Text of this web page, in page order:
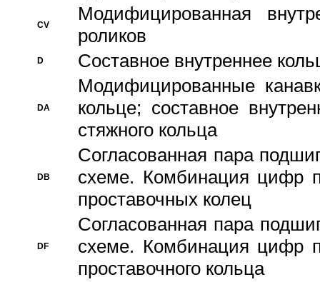
CV
Модифицированная
роликов
D Составное внутреннее
DA
Модифицированные
кольце; составное
стяжного кольца
DB
Согласованная пара
схеме. Комбинация цифр
проставочных колец
DF
Согласованная пара
схеме. Комбинация цифр
проставочного кольца